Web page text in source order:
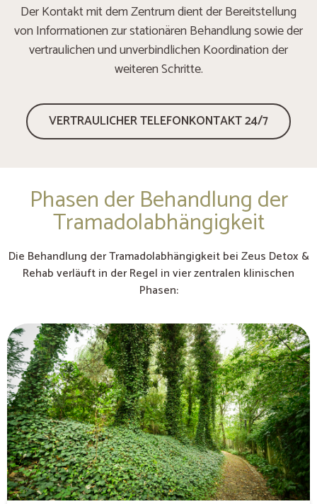
Der Kontakt mit dem Zentrum dient der Bereitstellung
von Informationen zur stationären Behandlung sowie der
vertraulichen und unverbindlichen Koordination der
weiteren Schritte.
VERTRAULICHER TELEFONKONTAKT 24/7
Phasen der Behandlung der
Tramadolabhängigkeit
Die Behandlung der Tramadolabhängigkeit bei Zeus Detox &
Rehab verläuft in der Regel in vier zentralen klinischen
Phasen: